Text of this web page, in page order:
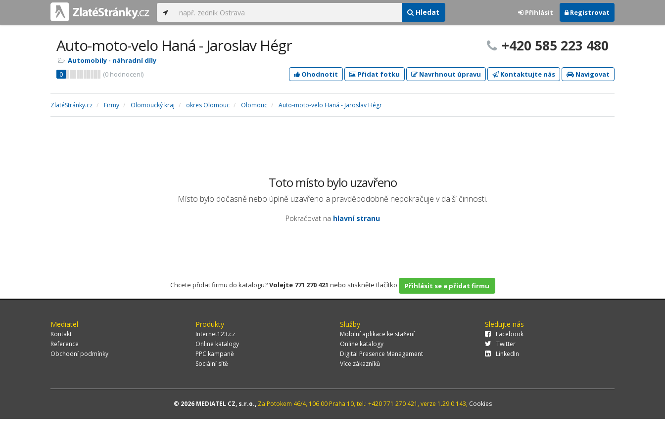
Hledat Přihlásit Registrovat
Auto-moto-velo Haná - Jaroslav Hégr
Automobily - náhradní díly
0
(0 hodnocení)
+420 585 223 480
Ohodnotit Přidat fotku Navrhnout úpravu Kontaktujte nás Navigovat
ZlatéStránky.cz Firmy Olomoucký kraj okres Olomouc Olomouc Auto-moto-velo Haná - Jaroslav Hégr
Toto místo bylo uzavřeno
Místo bylo dočasně nebo úplně uzavřeno a pravděpodobně nepokračuje v další činnosti.
Pokračovat na hlavní stranu
Chcete přidat firmu do katalogu?Volejte 771 270 421 nebo stiskněte tlačítko Přihlásit se a přidat firmu
Mediatel
Kontakt
Reference
Obchodní podmínky
Produkty
Internet123.cz
Online katalogy
PPC kampaně
Sociální sítě
Služby
Mobilní aplikace ke stažení
Online katalogy
Digital Presence Management
Více zákazníků
Sledujte nás
Facebook
Twitter
LinkedIn
© 2026 MEDIATEL CZ, s.r.o.,Za Potokem 46/4, 106 00 Praha 10, tel.: +420 771 270 421, verze 1.29.0.143, Cookies